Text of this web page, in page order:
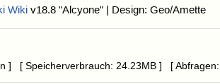
Wiki v18.8 "Alcyone" | Design: Geo/Amette
] [ Speicherverbrauch: 24.23MB ] [